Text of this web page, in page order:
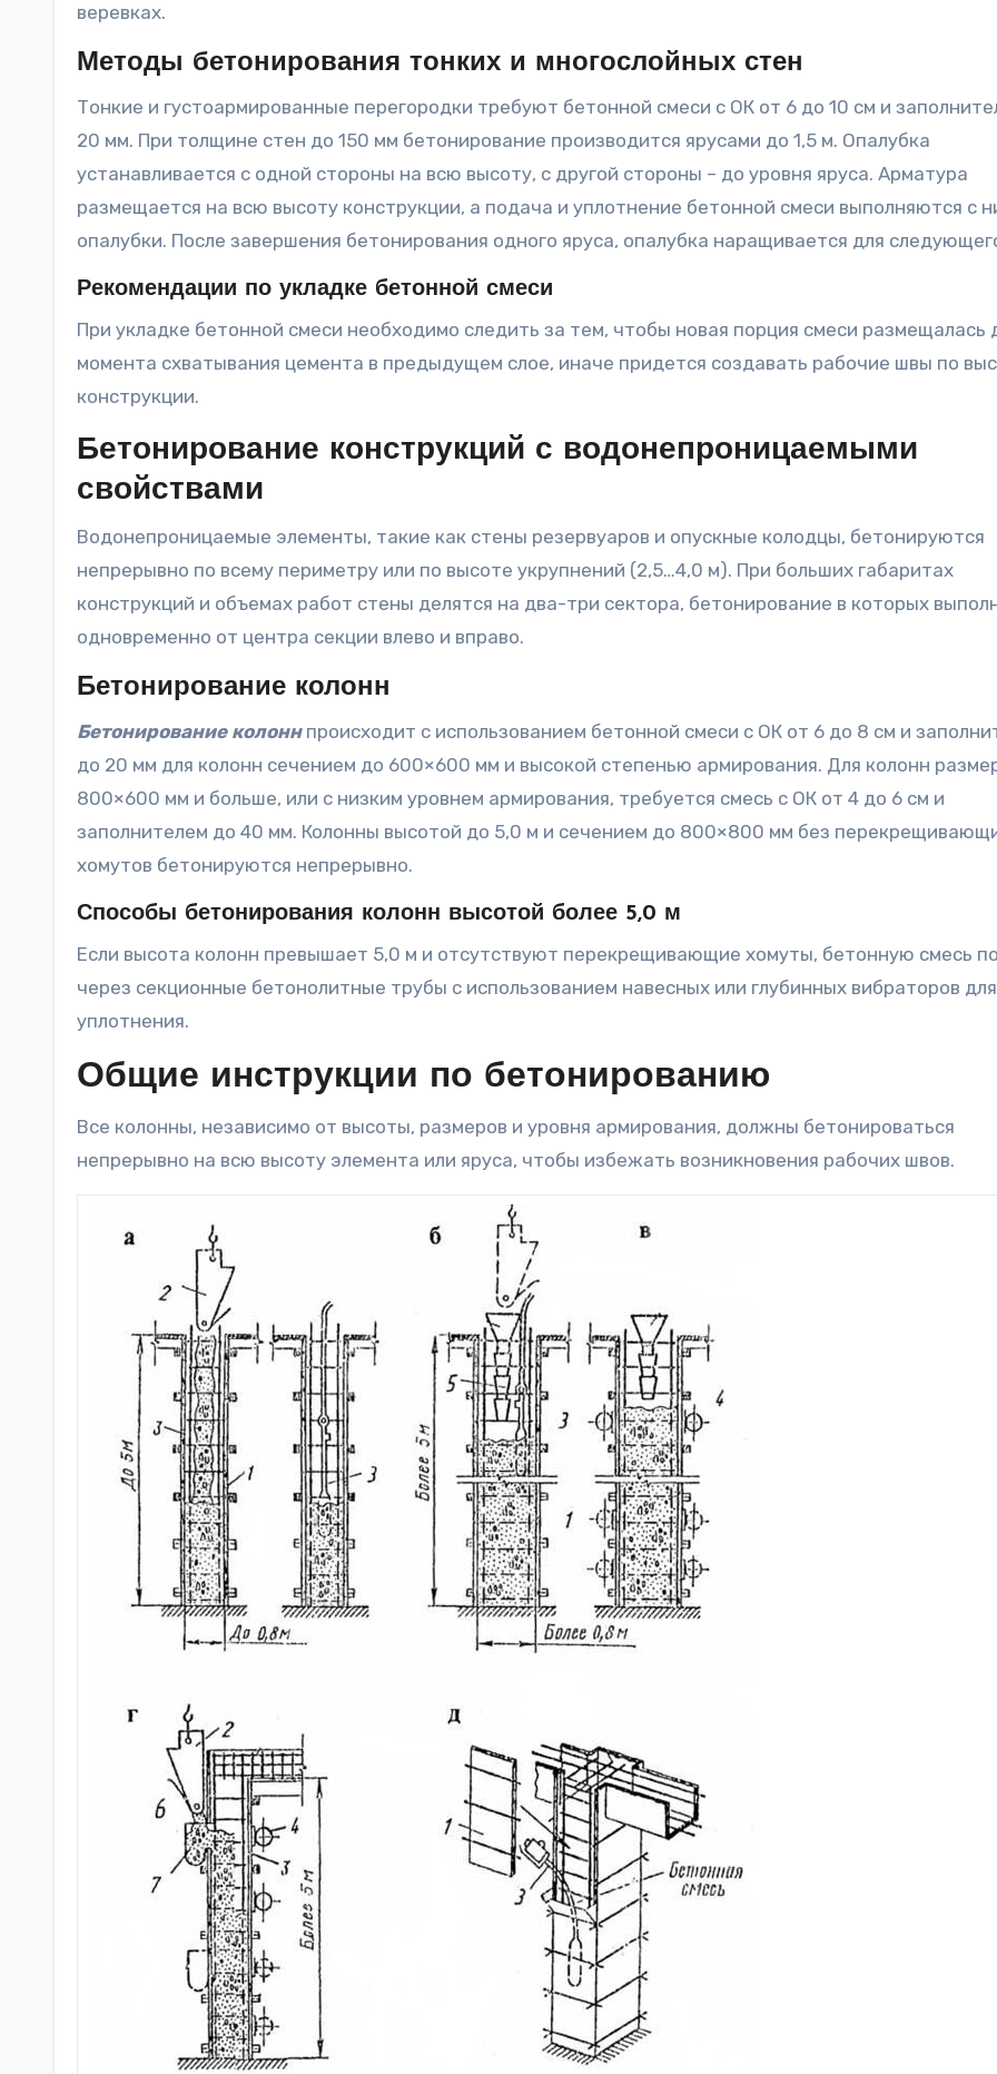
веревках.
Методы бетонирования тонких и многослойных стен
Тонкие и густоармированные перегородки требуют бетонной смеси с ОК от 6 до 10 см и
20 мм. При толщине стен до 150 мм бетонирование производится ярусами до 1,5 м. Опалубка
устанавливается с одной стороны на всю высоту, с другой стороны – до уровня яруса. Арматура
размещается на всю высоту конструкции, а подача и уплотнение бетонной смеси выполняются с
опалубки. После завершения бетонирования одного яруса, опалубка наращивается для
Рекомендации по укладке бетонной смеси
При укладке бетонной смеси необходимо следить за тем, чтобы новая порция смеси размещалась
момента схватывания цемента в предыдущем слое, иначе придется создавать рабочие швы по
конструкции.
Бетонирование конструкций с водонепроницаемыми
свойствами
Водонепроницаемые элементы, такие как стены резервуаров и опускные колодцы, бетонируются
непрерывно по всему периметру или по высоте укрупнений (2,5…4,0 м). При больших габаритах
конструкций и объемах работ стены делятся на два-три сектора, бетонирование в которых
одновременно от центра секции влево и вправо.
Бетонирование колонн
Бетонирование колоннпроисходит с использованием бетонной смеси с ОК от 6 до 8 см и
до 20 мм для колонн сечением до 600×600 мм и высокой степенью армирования. Для колонн
800×600 мм и больше, или с низким уровнем армирования, требуется смесь с ОК от 4 до 6 см и
заполнителем до 40 мм. Колонны высотой до 5,0 м и сечением до 800×800 мм без
хомутов бетонируются непрерывно.
Способы бетонирования колонн высотой более 5,0 м
Если высота колонн превышает 5,0 м и отсутствуют перекрещивающие хомуты, бетонную смесь
через секционные бетонолитные трубы с использованием навесных или глубинных вибраторов для
уплотнения.
Общие инструкции по бетонированию
Все колонны, независимо от высоты, размеров и уровня армирования, должны бетонироваться
непрерывно на всю высоту элемента или яруса, чтобы избежать возникновения рабочих швов.